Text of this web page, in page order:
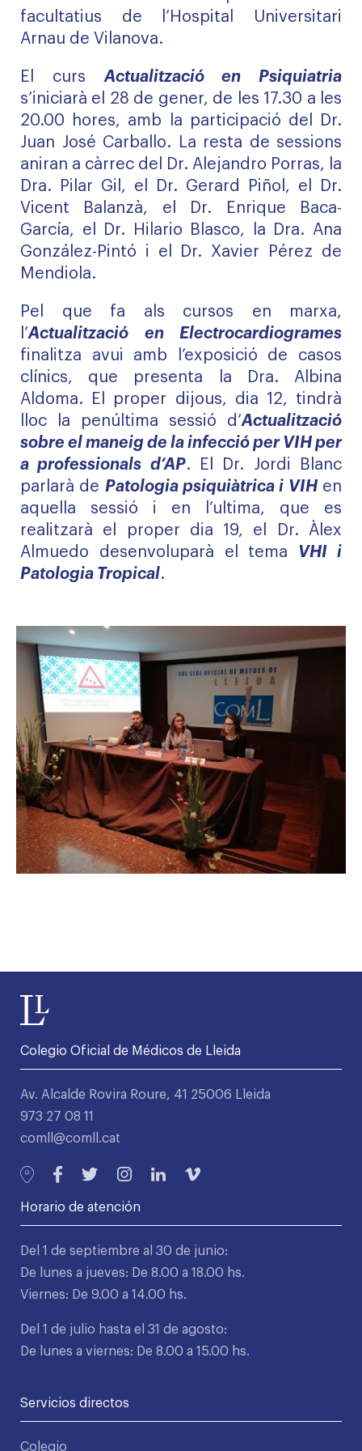
facultatius de l’Hospital Universitari
Arnau de Vilanova.
El cursActualització en Psiquiatria
s’iniciarà el 28 de gener, de les 17.30 a les
20.00 hores, amb la participació del Dr.
Juan José Carballo. La resta de sessions
aniran a càrrec del Dr. Alejandro Porras, la
Dra. Pilar Gil, el Dr. Gerard Piñol, el Dr.
Vicent Balanzà, el Dr. Enrique Baca-
García, el Dr. Hilario Blasco, la Dra. Ana
González-Pintó i el Dr. Xavier Pérez de
Mendiola.
Pel que fa als cursos en marxa,
l’Actualització en Electrocardiogrames
finalitza avui amb l’exposició de casos
clínics, que presenta la Dra. Albina
Aldoma. El proper dijous, dia 12, tindrà
lloc la penúltima sessió d’Actualització
sobre el maneig de la infecció per VIH per
a professionals d’AP. El Dr. Jordi Blanc
parlarà de Patologia psiquiàtrica i VIHen
aquella sessió i en l’ultima, que es
realitzarà el proper dia 19, el Dr. Àlex
Almuedo desenvoluparà el tema VHI i
Patologia Tropical.
Colegio Oficial de Médicos de Lleida
Av. Alcalde Rovira Roure, 41 25006 Lleida
973 27 08 11
comll@comll.cat
Horario de atención
Del 1 de septiembre al 30 de junio:
De lunes a jueves: De 8.00 a 18.00 hs.
Viernes: De 9.00 a 14.00 hs.
Del 1 de julio hasta el 31 de agosto:
De lunes a viernes: De 8.00 a 15.00 hs.
Servicios directos
Colegio